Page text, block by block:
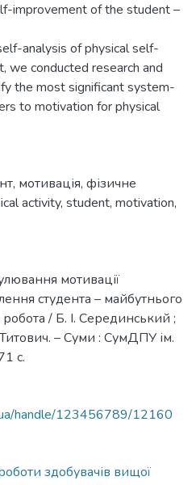
improvement of the student –
analysis of physical self-
we conducted research and
the most significant system-
to motivation for physical
, мотивація, фізичне
activity, student, motivation,
мотивації
студента – майбутнього
робота / Б. І. Серединський ;
– Суми : СумДПУ ім.
с.
handle/123456789/12160
здобувачів вищої